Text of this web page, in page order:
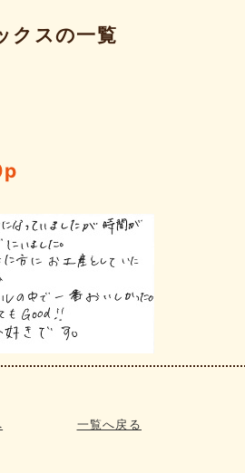
クスの一覧
一覧へ戻る